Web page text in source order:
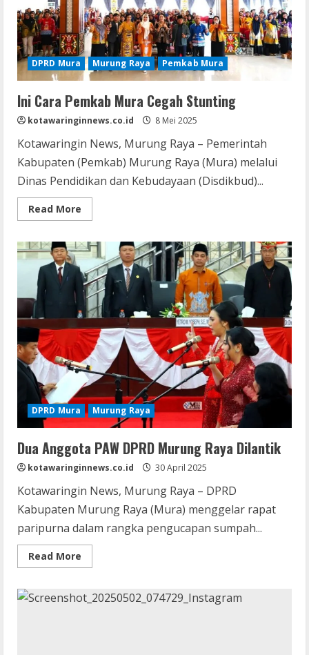
DPRD Mura Murung Raya Pemkab Mura
Ini Cara Pemkab Mura Cegah Stunting
kotawaringinnews.co.id 8 Mei 2025
Kotawaringin News, Murung Raya – Pemerintah
Kabupaten (Pemkab) Murung Raya (Mura) melalui
Dinas Pendidikan dan Kebudayaan (Disdikbud)...
Read More
more
Cara
Pemkab
Mura
Cegah
Stunting
DPRD Mura Murung Raya
Dua Anggota PAW DPRD Murung Raya Dilantik
kotawaringinnews.co.id 30 April 2025
Kotawaringin News, Murung Raya – DPRD
Kabupaten Murung Raya (Mura) menggelar rapat
paripurna dalam rangka pengucapan sumpah...
Read More
more
Anggota
PAW